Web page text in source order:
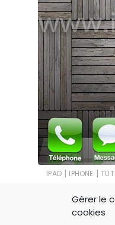
Gérer le
cookies
IPAD | IPHONE |
les
(iGenius)